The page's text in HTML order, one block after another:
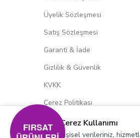
Üyelik Sözleşmesi
Satış Sözleşmesi
Garanti & İade
Gizlilik & Güvenlik
KVKK
Çerez Politikası
Çerez Kullanımı
Kişisel verileriniz,
FIRSAT